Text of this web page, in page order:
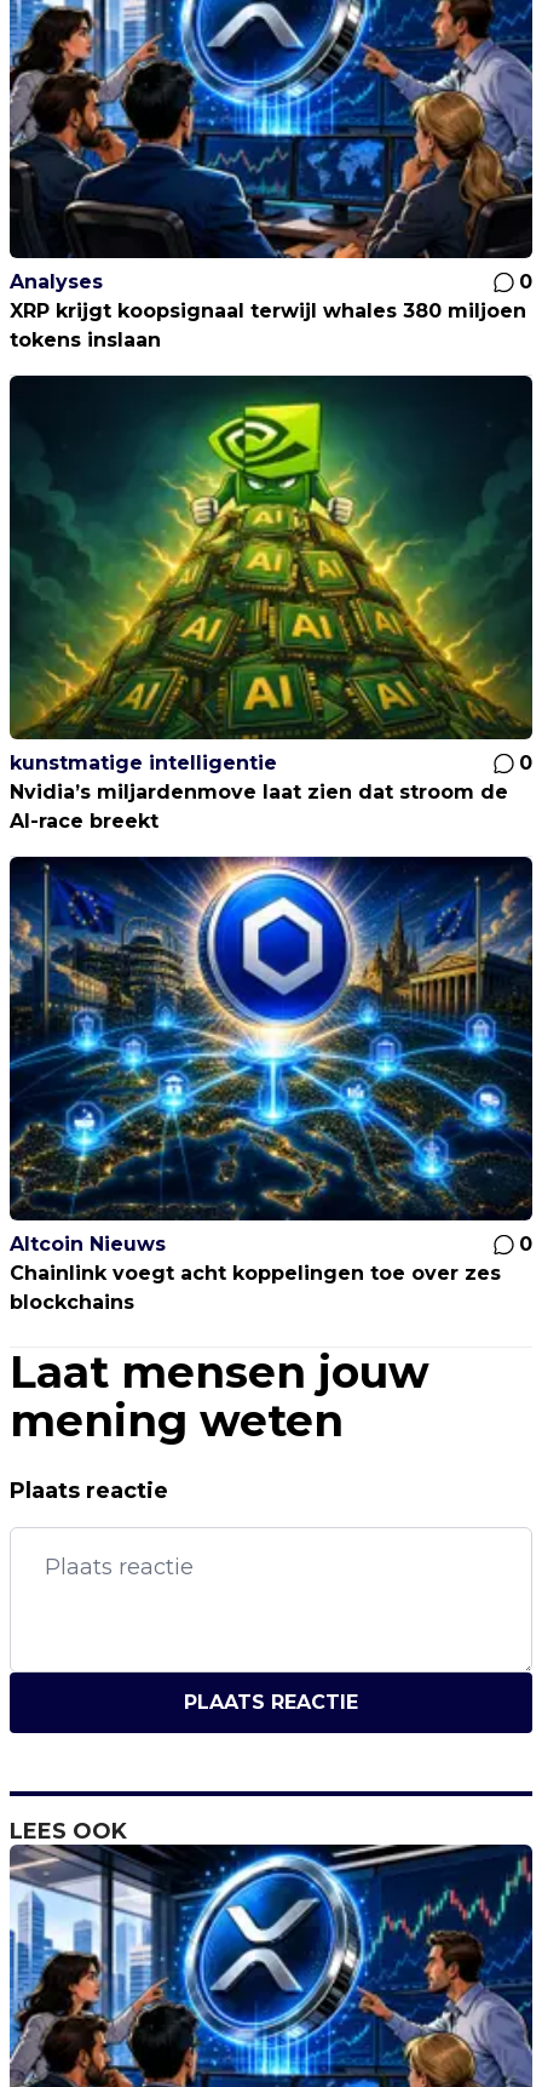
Analyses
0
XRP krijgt koopsignaal terwijl whales 380 miljoen
tokens inslaan
kunstmatige intelligentie
0
Nvidia’s miljardenmove laat zien dat stroom de
AI-race breekt
Altcoin Nieuws
0
Chainlink voegt acht koppelingen toe over zes
blockchains
Laat mensen jouw
mening weten
Plaats reactie
PLAATS REACTIE
LEES OOK